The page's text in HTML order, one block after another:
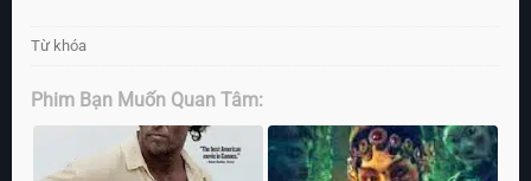
Từ khóa
Phim Bạn Muốn Quan Tâm: